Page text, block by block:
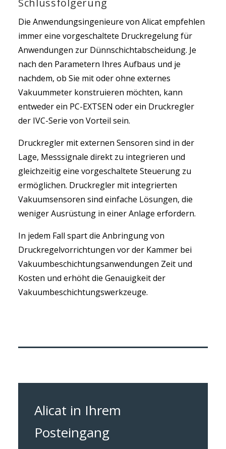
Die Anwendungsingenieure von Alicat empfehlen
immer eine vorgeschaltete Druckregelung für
Anwendungen zur Dünnschichtabscheidung. Je
nach den Parametern Ihres Aufbaus und je
nachdem, ob Sie mit oder ohne externes
Vakuummeter konstruieren möchten, kann
entweder ein PC-EXTSEN oder ein Druckregler
der IVC-Serie von Vorteil sein.
Druckregler mit externen Sensoren sind in der
Lage, Messsignale direkt zu integrieren und
gleichzeitig eine vorgeschaltete Steuerung zu
ermöglichen. Druckregler mit integrierten
Vakuumsensoren sind einfache Lösungen, die
weniger Ausrüstung in einer Anlage erfordern.
In jedem Fall spart die Anbringung von
Druckregelvorrichtungen vor der Kammer bei
Vakuumbeschichtungsanwendungen Zeit und
Kosten und erhöht die Genauigkeit der
Vakuumbeschichtungswerkzeuge.
Alicat in Ihrem
Posteingang